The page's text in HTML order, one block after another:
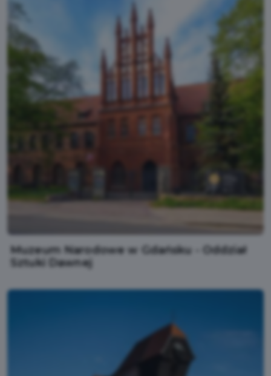
Muzeum Narodowe w Gdańsku - Oddział
Sztuki Dawnej